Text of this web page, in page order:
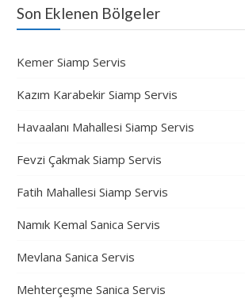
Son Eklenen Bölgeler
Kemer Siamp Servis
Kazım Karabekir Siamp Servis
Havaalanı Mahallesi Siamp Servis
Fevzi Çakmak Siamp Servis
Fatih Mahallesi Siamp Servis
Namık Kemal Sanica Servis
Mevlana Sanica Servis
Mehterçeşme Sanica Servis